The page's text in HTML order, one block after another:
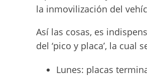
la inmovilización del
Así las cosas, es
del ‘pico y placa’, la cual
Lunes: placas